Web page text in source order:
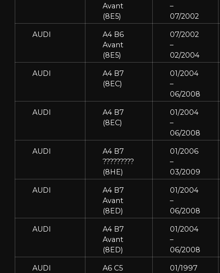
Avant
(8E5)
–
07/2002
AUDI
A4 B6
Avant
(8E5)
07/2002
–
02/2004
AUDI
A4 B7
(8EC)
01/2004
–
06/2008
AUDI
A4 B7
(8EC)
01/2004
–
06/2008
AUDI
A4 B7
?????????
(8HE)
01/2006
–
03/2009
AUDI
A4 B7
Avant
(8ED)
01/2004
–
06/2008
AUDI
A4 B7
Avant
(8ED)
01/2004
–
06/2008
AUDI
A6 C5
01/1997